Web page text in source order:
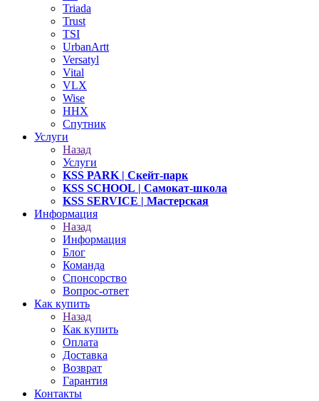
Triada
Trust
TSI
UrbanArtt
Versatyl
Vital
VLX
Wise
ННХ
Спутник
Услуги
Назад
Услуги
KSS PARK | Скейт-парк
KSS SCHOOL | Самокат-школа
KSS SERVICE | Мастерская
Информация
Назад
Информация
Блог
Команда
Спонсорство
Вопрос-ответ
Как купить
Назад
Как купить
Оплата
Доставка
Возврат
Гарантия
Контакты